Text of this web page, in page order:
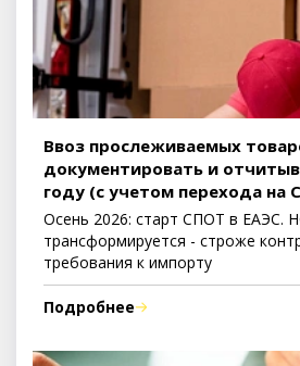
Ввоз прослеживаемых
документировать и
году (с учетом перехода на
Осень 2026: старт СПОТ в ЕАЭС.
трансформируется - строже
требования к импорту
Подробнее